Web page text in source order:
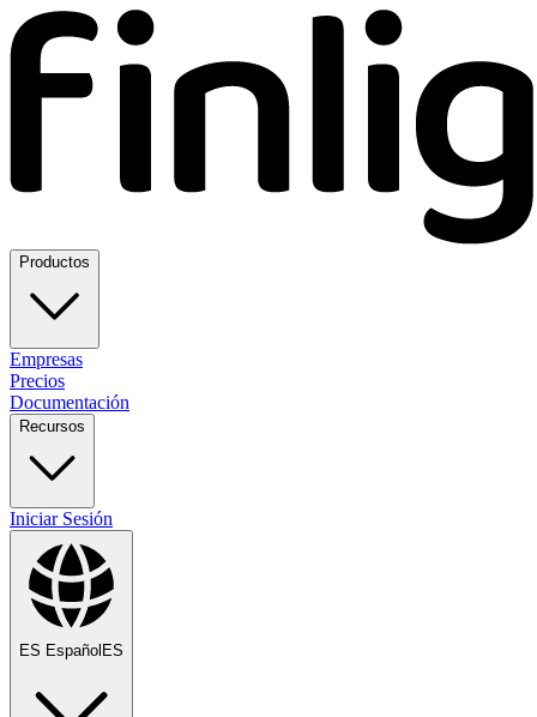
Productos
Empresas
Precios
Documentación
Recursos
Iniciar Sesión
ES Español ES